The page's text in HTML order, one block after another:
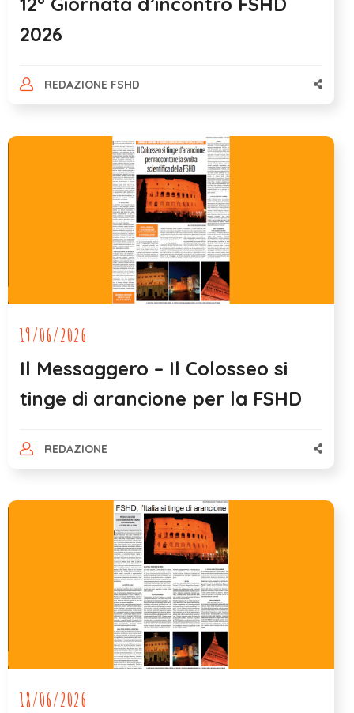
2026
REDAZIONE FSHD
19/06/2026
Il Messaggero – Il Colosseo si
tinge di arancione per la FSHD
REDAZIONE
18/06/2026